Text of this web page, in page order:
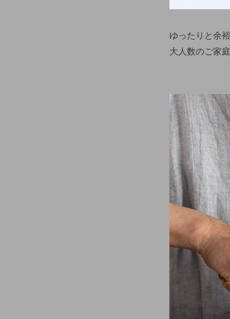
ゆったりと余
大人数のご家